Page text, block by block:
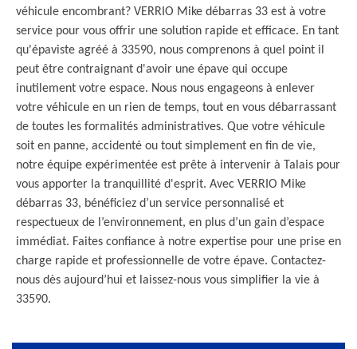
véhicule encombrant? VERRIO Mike débarras 33 est à votre
service pour vous offrir une solution rapide et efficace. En tant
qu'épaviste agréé à 33590, nous comprenons à quel point il
peut être contraignant d'avoir une épave qui occupe
inutilement votre espace. Nous nous engageons à enlever
votre véhicule en un rien de temps, tout en vous débarrassant
de toutes les formalités administratives. Que votre véhicule
soit en panne, accidenté ou tout simplement en fin de vie,
notre équipe expérimentée est prête à intervenir à Talais pour
vous apporter la tranquillité d'esprit. Avec VERRIO Mike
débarras 33, bénéficiez d’un service personnalisé et
respectueux de l’environnement, en plus d’un gain d’espace
immédiat. Faites confiance à notre expertise pour une prise en
charge rapide et professionnelle de votre épave. Contactez-
nous dès aujourd’hui et laissez-nous vous simplifier la vie à
33590.